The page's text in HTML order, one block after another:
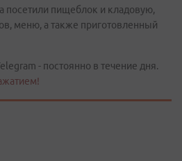
посетили пищеблок и кладовую,
меню, а также приготовленный
- постоянно в течение дня.